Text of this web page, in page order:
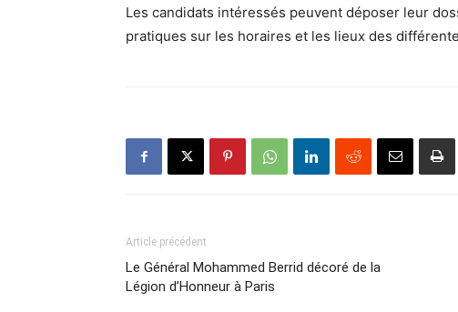
Les candidats intéressés peuvent déposer leur
pratiques sur les horaires et les lieux des
Article précédent
Le Général Mohammed Berrid décoré de la
Légion d’Honneur à Paris